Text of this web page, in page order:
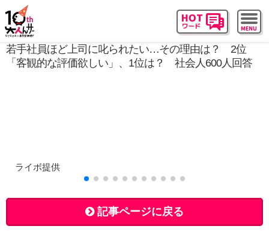
若手社員ほど上司に叱られたい…その理由は？ 2位
「客観的な評価欲しい」、1位は？ 社会人600人回答
ライボ提供
記事ページに戻る